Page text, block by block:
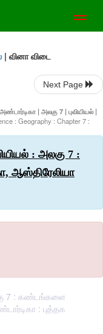
| வினா விடை
Next Page
| அலகு 7 | புவியியல் |
: Geography : Chapter 7 :
: அலகு 7 :
ஆஸ்திரேலியா
7 : கண்டங்களை
: புத்தக